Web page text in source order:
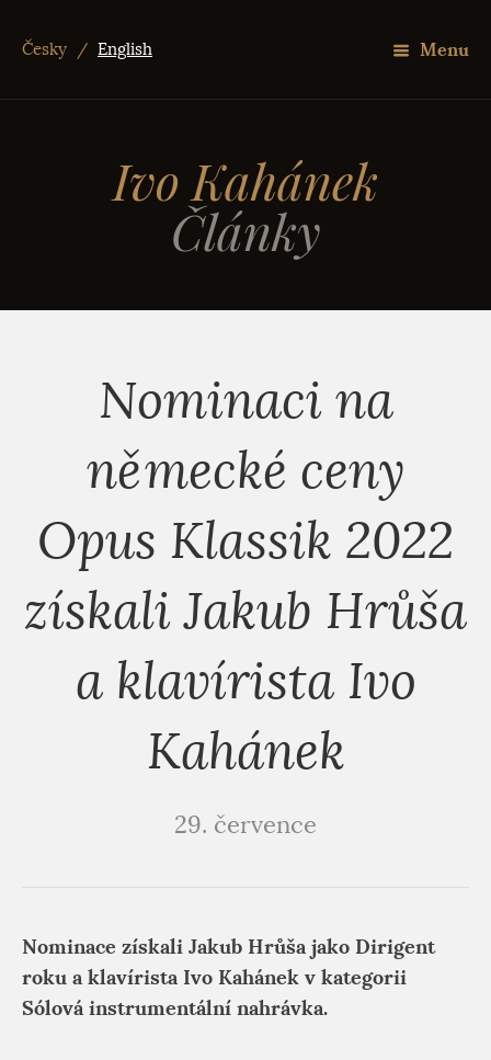
Menu
Česky / English
Ivo Kahánek
Články
Nominaci na
německé ceny
Opus Klassik 2022
získali Jakub Hrůša
a klavírista Ivo
Kahánek
29. července
Nominace získali Jakub Hrůša jako Dirigent
roku a klavírista Ivo Kahánek v kategorii
Sólová instrumentální nahrávka.